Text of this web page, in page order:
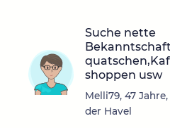
Suche nette
shoppen usw
Melli79, 47
der Havel